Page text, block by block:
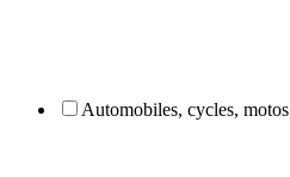
Automobiles, cycles, motos